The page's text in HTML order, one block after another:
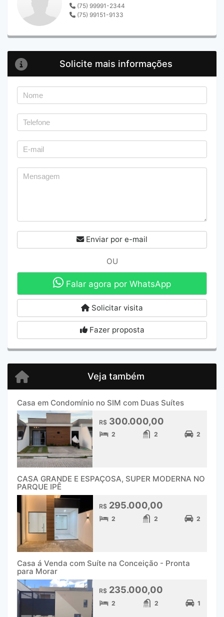
(75) 99991-2344
(75) 99151-9133
Solicite mais informações
Enviar por e-mail
OU
Falar agora por WhatsApp
Solicitar visita
Fazer proposta
Veja também
Casa em Condomínio no SIM com Duas Suítes
R$ 300.000,00
2 2 2
CASA GRANDE E ESPAÇOSA, SUPER MODERNA NO
PARQUE IPÊ
R$ 295.000,00
2 2 2
Casa á Venda com Suíte na Conceição - Pronta
para Morar
R$ 235.000,00
2 2 1